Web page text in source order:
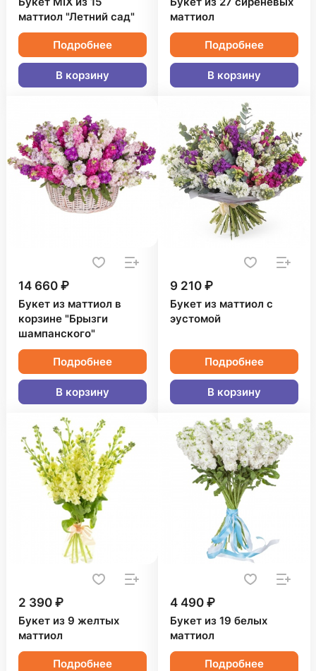
маттиол "Летний сад"
Подробнее
В корзину
маттиол
Подробнее
В корзину
14 660 ₽
Букет из маттиол в
корзине "Брызги
шампанского"
Подробнее
В корзину
9 210 ₽
Букет из маттиол с
эустомой
Подробнее
В корзину
2 390 ₽
Букет из 9 желтых
маттиол
Подробнее
4 490 ₽
Букет из 19 белых
маттиол
Подробнее